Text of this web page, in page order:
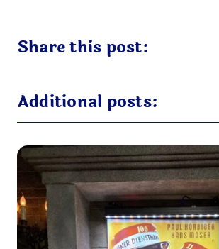
Share this post:
Additional posts: